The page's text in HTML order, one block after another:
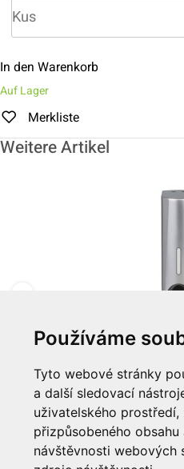
Používáme
Tyto webové stránky
a další sledovací
uživatelského prostředí,
přizpůsobeného
návštěvnosti webových
In den Warenkorb
Auf Lager
Merkliste
Weitere Artikel
Dávkovač na stěnu
Zum Artikel
Informationen